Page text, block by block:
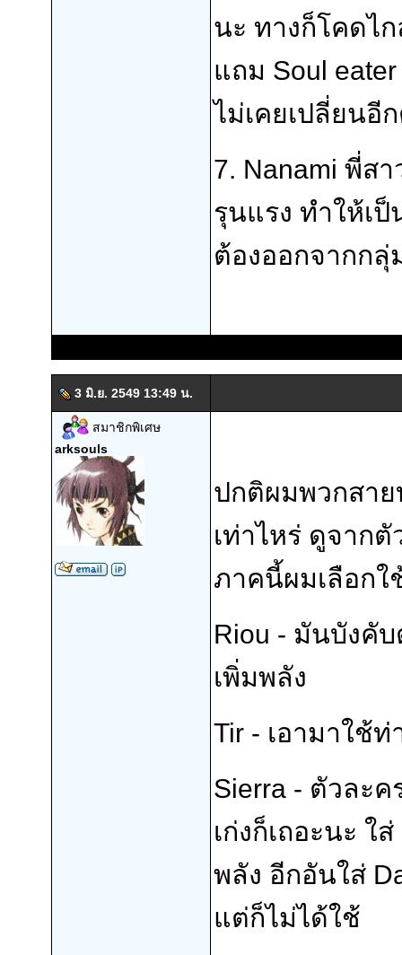
นะ ทางก็โคดไก
แถม Soul
ไม่เคยเปลี่ยนอี
7. Nanami พี่ส
รุนแรง ทำให้เป็
ต้องออกจากกลุ่
3 มิ.ย. 2549 13:49 น.
สมาชิกพิเศษ
arksouls
ปกติผมพวกสา
เท่าไหร่ ดูจาก
ภาคนี้ผมเลือกใ
Riou - มันบังคั
เพิ่มพลัง
Tir - เอามาใช้
Sierra - ตัวละ
เก่งก็เถอะนะ ใ
พลัง อีกอันใส่
แต่ก็ไม่ได้ใช้